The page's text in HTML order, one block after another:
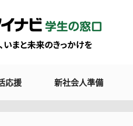
応援 新社会人準備